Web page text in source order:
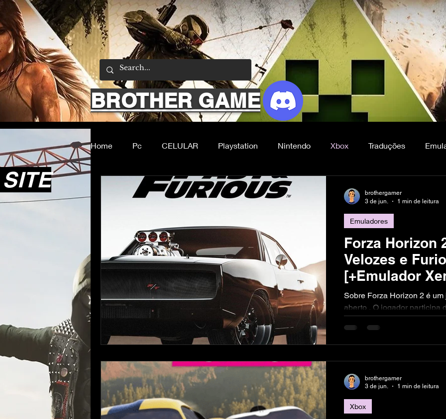
BROTHER GAME
Home Pc CELULAR Playstation Nintendo Xbox Traduções
Filmes e Series Noticias FG
Forza Horizon
Velozes e
[+Emulador
MULTi10)
Repack]
Sobre Forza Horizon 2 é um jogo de corrida em mundo
aberto . O jogador participa
competição de corrida
França e no norte da Itália.
DO JOGO
Emuladores
brothergamer
3 de jun.
1 min de leitura
Xbox
brothergamer
3 de jun.
1 min de leitura